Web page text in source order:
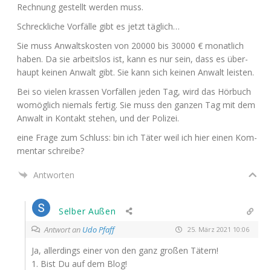
Rech­nung gestellt wer­den muss.
Schreck­li­che Vor­fäl­le gibt es jetzt täglich…
Sie muss Anwalts­kos­ten von 20000 bis 30000 € monat­lich
haben. Da sie arbeits­los ist, kann es nur sein, dass es über­
haupt kei­nen Anwalt gibt. Sie kann sich kei­nen Anwalt leisten.
Bei so vie­len kras­sen Vor­fäl­len jeden Tag, wird das Hör­buch
womög­lich nie­mals fer­tig. Sie muss den gan­zen Tag mit dem
Anwalt in Kon­takt ste­hen, und der Polizei.
eine Fra­ge zum Schluss: bin ich Täter weil ich hier einen Kom­
men­tar schreibe?
Antworten
Selber Außen
Antwort an Udo Pfaff 25. März 2021 10:06
Ja, aller­dings einer von den ganz gro­ßen Tätern!
1. Bist Du auf dem Blog!